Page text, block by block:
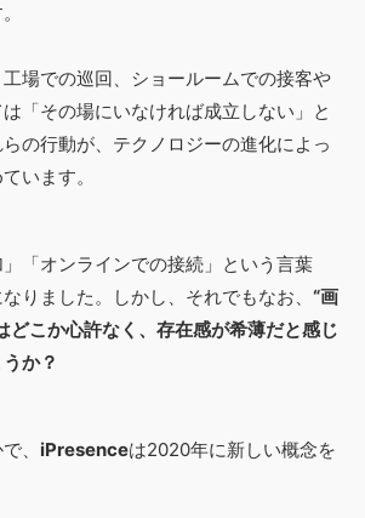
場での巡回、ショールームでの接客や
「その場にいなければ成立しない」と
の行動が、テクノロジーの進化によっ
います。
」「オンラインでの接続」という言葉
りました。しかし、それでもなお、 “画
どこか心許なく、存在感が希薄だと感じ
か？
、 iPresenceは2020年に新しい概念を